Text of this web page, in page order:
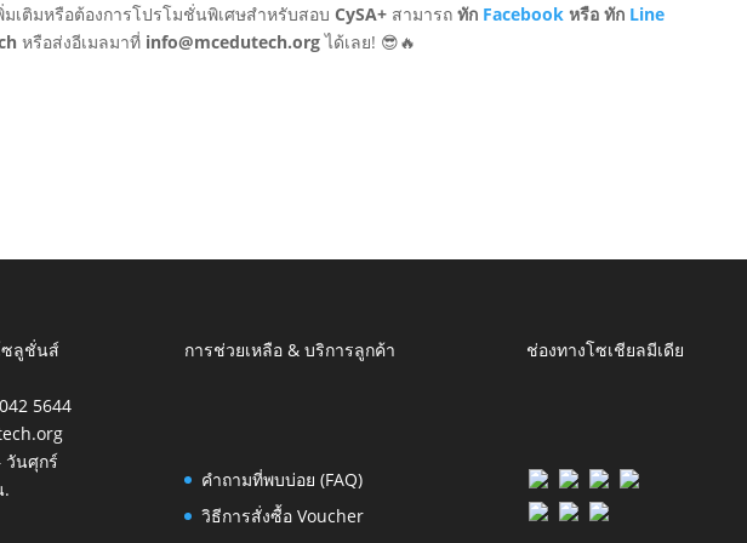
มเติมหรือต้องการโปรโมชั่นพิเศษสำหรับสอบCySA+ สามารถทัก Facebook หรือ ทัก Line
หรือส่งอีเมลมาที่ info@mcedutech.orgได้เลย! 😎🔥
ซลูชั่นส์
5644
วันศุกร์
.
การช่วยเหลือ & บริการลูกค้า
คำถามที่พบบ่อย (FAQ)
วิธีการสั่งซื้อ Voucher
ช่องทางโซเชียลมีเดีย